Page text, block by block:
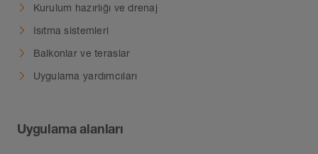
Kurulum hazırlığı ve drenaj
Isıtma sistemleri
Balkonlar ve teraslar
Uygulama yardımcıları
Uygulama alanları